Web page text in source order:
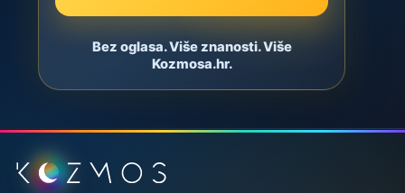
Bez oglasa. Više znanosti. Više
Kozmosa.hr.
Podnožje stranice